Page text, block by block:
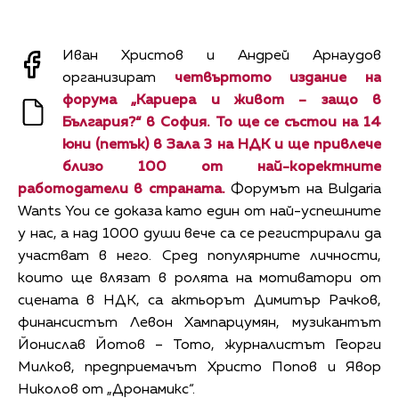
Иван Христов и Андрей Арнаудов
организират четвъртото издание на
форума „Кариера и живот – защо в
България?“ в София. То ще се състои на 14
юни (петък) в Зала 3 на НДК и ще привлече
близо 100 от най-коректните
работодатели в страната.Форумът на Bulgaria
Wants You се доказа като един от най-успешните
у нас, а над 1000 души вече са се регистрирали да
участват в него. Сред популярните личности,
които ще влязат в ролята на мотиватори от
сцената в НДК, са актьорът Димитър Рачков,
финансистът Левон Хампарцумян, музикантът
Йонислав Йотов – Тото, журналистът Георги
Милков, предприемачът Христо Попов и Явор
Николов от „Дронамикс“.